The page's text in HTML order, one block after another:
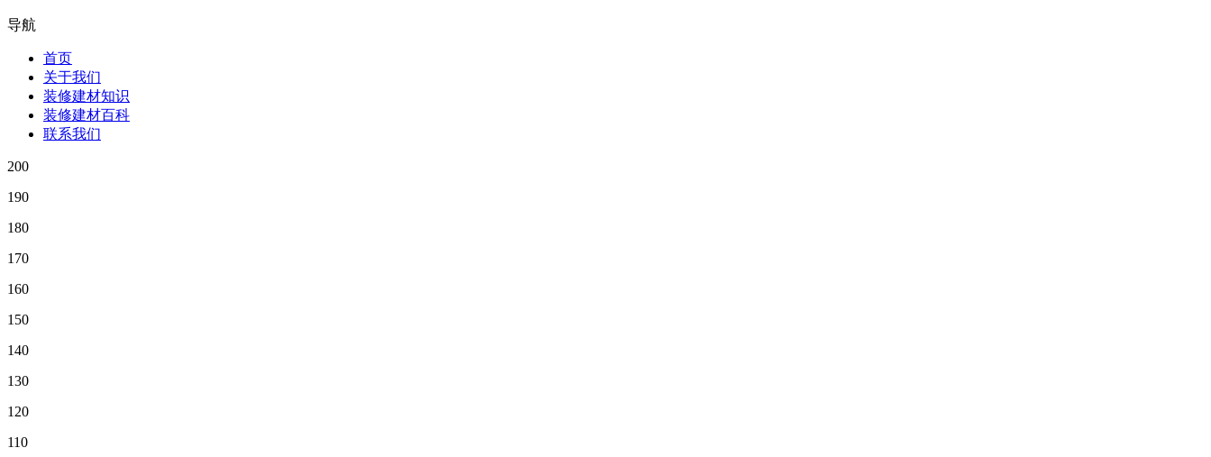
导航
首页
关于我们
装修建材知识
装修建材百科
联系我们
200
190
180
170
160
150
140
130
120
110